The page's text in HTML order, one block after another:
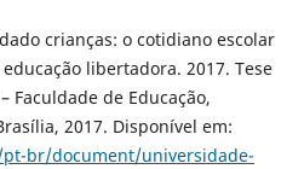
crianças: o cotidiano escolar
libertadora. 2017. Tese
Faculdade de Educação,
2017. Disponível em:
br/document/universidade-